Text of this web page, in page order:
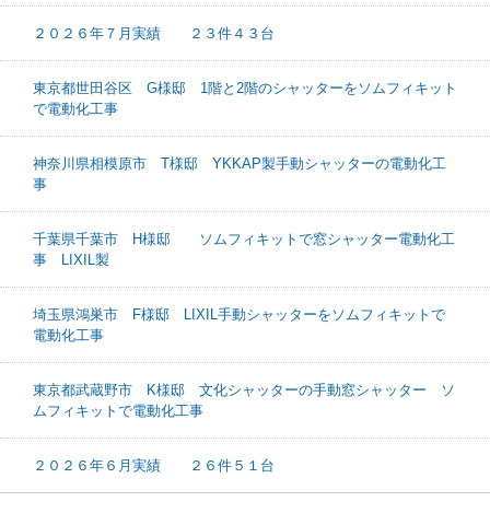
２０２６年７月実績 ２３件４３台
東京都世田谷区 G様邸 1階と2階のシャッターをソムフィキット
で電動化工事
神奈川県相模原市 T様邸 YKKAP製手動シャッターの電動化工
事
千葉県千葉市 H様邸 ソムフィキットで窓シャッター電動化工
事 LIXIL製
埼玉県鴻巣市 F様邸 LIXIL手動シャッターをソムフィキットで
電動化工事
東京都武蔵野市 K様邸 文化シャッターの手動窓シャッター ソ
ムフィキットで電動化工事
２０２６年６月実績 ２６件５１台